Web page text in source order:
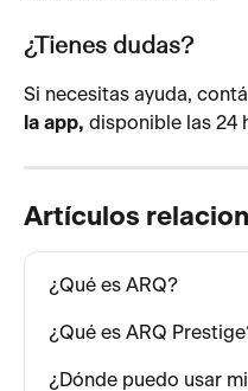
¿Tienes dudas?
Si necesitas ayuda,
la app, disponible las 24
Artículos
¿Qué es ARQ?
¿Qué es ARQ
¿Dónde puedo usar